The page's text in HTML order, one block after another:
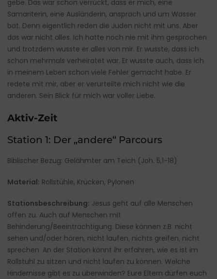
gebe. Das war schon verrückt, dass er mich, eine
Samariterin, eine Ausländerin, ansprach und um Wasser
bat. Denn eigentlich reden die Juden nicht mit uns. Aber
das war nicht alles. Ich hatte noch nie mit ihm gesprochen
und trotzdem wusste er alles von mir. Er wusste, dass ich
schon mehrmals verheiratet war. Er wusste auch, dass ich
in meinem Leben schon viele Fehler gemacht habe. Er
redete mit mir, aber er verurteilte mich nicht wie die
anderen. Sein Blick für mich war voller Liebe.
Aktiv-Zeit
Station 1: Der „andere“ Parcours
Biblischer Bezug: Gelähmter am Teich (Joh. 5,1-18)
Material: Rollstühle, Krücken, Pylonen
Stationsbeschreibung: Jesus geht auf alle Menschen
offen zu. Auch auf Menschen mit
Behinderung/Beeinträchtigung. Diese können z.B. nicht
sehen und/oder hören, nicht laufen, nichts greifen, nicht
sprechen. An der Station könnt ihr erfahren, wie es ist im
Rollstuhl zu sitzen und nicht laufen zu können. Welche
Hindernisse gibt es zu überwinden? Eure Eltern dürfen euch